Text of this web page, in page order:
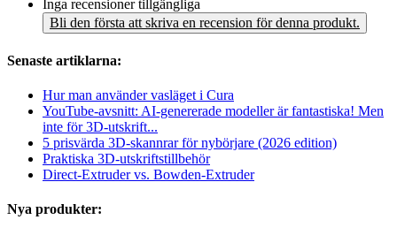
Inga recensioner tillgängliga
Bli den första att skriva en recension för denna produkt.
Senaste artiklarna:
Hur man använder vasläget i Cura
YouTube-avsnitt: AI-genererade modeller är fantastiska! Men
inte för 3D-utskrift...
5 prisvärda 3D-skannrar för nybörjare (2026 edition)
Praktiska 3D-utskriftstillbehör
Direct-Extruder vs. Bowden-Extruder
Nya produkter: